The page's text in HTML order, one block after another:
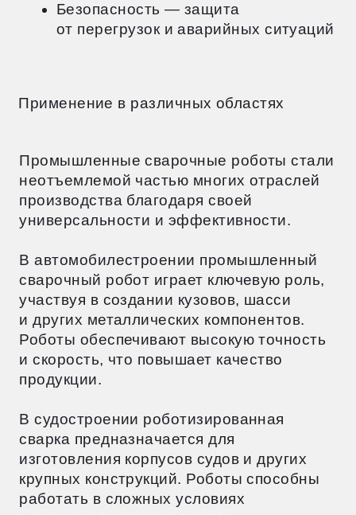
и других металлических компонентов.
Роботы обеспечивают высокую точность
В судостроении роботизированная
сварка предназначается для
работать в сложных условиях
и в труднодоступных местах.
Машиностроение также активно
применяет сварочные роботы для
и узлов. Это значительно повышает
производительность и качество.
В строительстве роботизированная
сварка используется для создания
металлических каркасов зданий, мостов
и других инфраструктурных объектов.